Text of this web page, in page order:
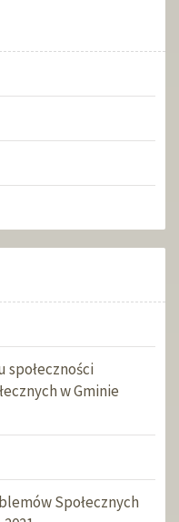
społeczności
w Gminie
Społecznych